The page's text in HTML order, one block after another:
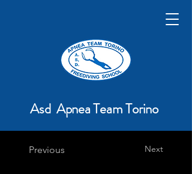
Asd Apnea Team Torino
Previous Next